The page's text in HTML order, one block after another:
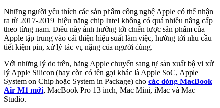
Những người yêu thích các sản phẩm công nghệ Apple có thể nhận
ra từ 2017-2019, hiệu năng chip Intel không có quá nhiều nâng cấp
theo từng năm. Điều này ảnh hưởng tới chiến lược sản phẩm của
Apple tập trung vào cải thiện hiệu suất làm việc, hướng tới nhu cầu
tiết kiệm pin, xử lý tác vụ nặng của người dùng.
Với những lý do trên, hãng Apple chuyển sang tự sản xuất bộ vi xử
lý Apple Silicon (hay còn có tên gọi khác là Apple SoC, Apple
System on Chip hoặc System in Package) cho các dòng MacBook
Air M1 mới, MacBook Pro 13 inch, Mac Mini, iMac và Mac
Studio.